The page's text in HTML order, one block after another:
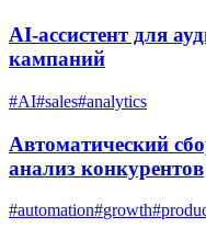
AI-ассистент для
кампаний
#AI#sales#analytics
Автоматический
анализ конкурентов
#automation#growth#